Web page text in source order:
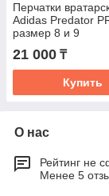
Перчатки
Adidas Predator
размер 8 и 9
21 000 ₸
Купить
О нас
Рейтинг не
Менее 5